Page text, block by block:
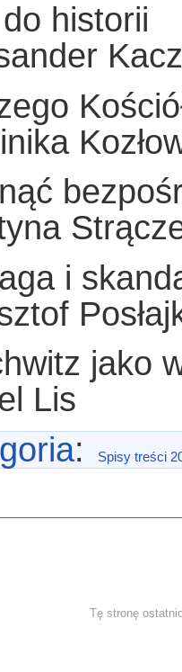
historii
i
jako
Lis
: Spisy treści
Tę stronę